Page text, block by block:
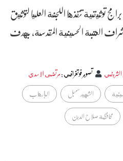
تنفذها اللجنة العليا لتوثيق
العتبة الحسينية المقدسة، بهدف
تصوير فوتغرافي:مرتضى الاسدي
الشهيد سمبل
الإرهاب
محافظة صلاح الدين